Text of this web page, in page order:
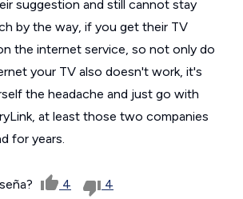
suggestion and still cannot stay
by the way, if you get their TV
the internet service, so not only do
your TV also doesn't work, it's
the headache and just go with
at least those two companies
for years.
4 4